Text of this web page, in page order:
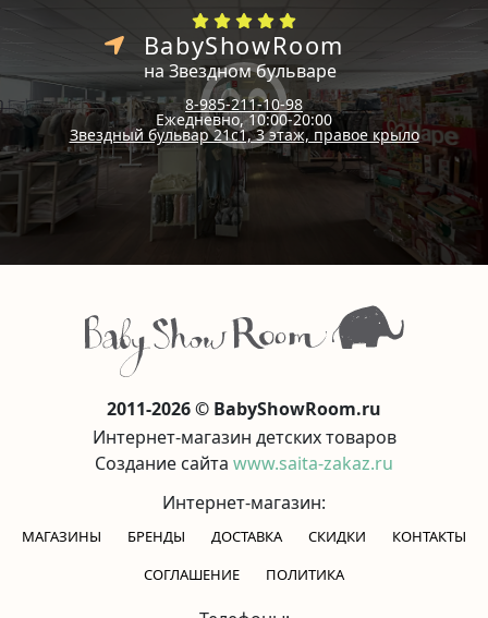
BabyShowRoom
на Звездном бульваре
8-985-211-10-98
Ежедневно, 10:00-20:00
Звездный бульвар 21с1, 3 этаж, правое крыло
2011-2026 © BabyShowRoom.ru
Интернет-магазин детских товаров
Создание сайта www.saita-zakaz.ru
Интернет-магазин:
МАГАЗИНЫ БРЕНДЫ ДОСТАВКА СКИДКИ
КОНТАКТЫ
CОГЛАШЕНИЕ
ПОЛИТИКА